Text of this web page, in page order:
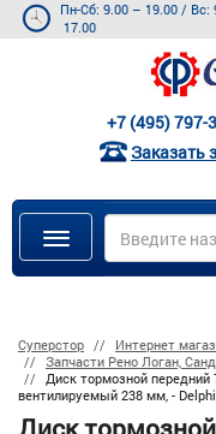
Пн-Сб: 9.00 – 19.00 / Вс:
17.00
+7 (495) 797-
Заказать
Суперстор Интернет
Запчасти Рено Логан,
Диск тормозной передний
вентилируемый 238 мм, - Delphi